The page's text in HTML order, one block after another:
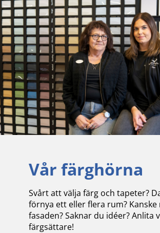
Vår färghörna
Svårt att välja färg och tapeter?
förnya ett eller flera rum? Kanske
fasaden? Saknar du idéer? Anlita
färgsättare!